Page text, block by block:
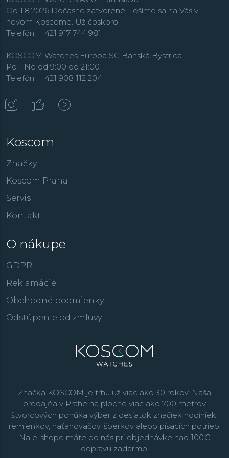
práve elegantnými dámskymi hodinkami, ktoré sú často
vysadené pravými diamantmi alebo majú perleťové
číselníky. Také hodinky sú ďalej zastúpené najmä v
Od 1.8.2026 Dočasne zatvorené. Tešíme sa na Vás v
novom Koscome. Už čoskoro.
Telefón: + 421 917 744 981
KOSCOM Watches Europa SC Banská Bystrica
Po - Ne od 9:00 do 21:00
Telefón: + 421 908 112 204
Koscom
Značky
Koscom Praha
Servis
Kontakt
O nákupe
GDPR
Reklamácie
Obchodné podmienky
Odstúpenie od zmluvy
Značka KOSCOM je trhu už viac ako 30 rokov. Naša
predajňa v Prahe na ploche viac ako 700 metrov
štvorcových ponúka výber z desiatok značiek hodiniek,
remienkov, naťahovačov, šperkov alebo písacích potrieb.
Na e-shope máte od nás pri objednávke nad 100€
dopravu zadarmo.